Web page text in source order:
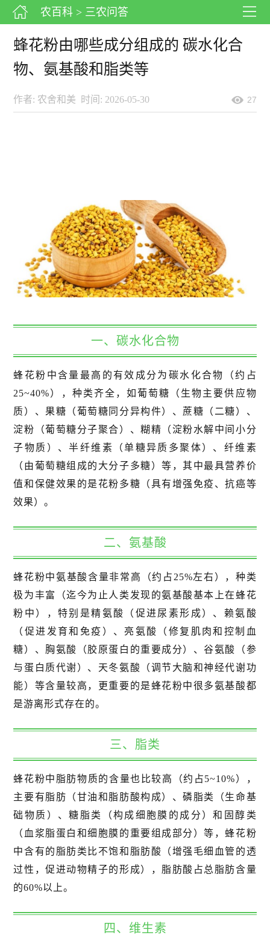
农百科 > 三农问答
蜂花粉由哪些成分组成的 碳水化合
物、氨基酸和脂类等
作者: 农舍和美 时间: 2026-05-30 27
一、碳水化合物
蜂花粉中含量最高的有效成分为碳水化合物（约占
25~40%），种类齐全，如葡萄糖（生物主要供应物
质）、果糖（葡萄糖同分异构件）、蔗糖（二糖）、
淀粉（葡萄糖分子聚合）、糊精（淀粉水解中间小分
子物质）、半纤维素（单糖异质多聚体）、纤维素
（由葡萄糖组成的大分子多糖）等，其中最具营养价
值和保健效果的是花粉多糖（具有增强免疫、抗癌等
效果）。
二、氨基酸
蜂花粉中氨基酸含量非常高（约占25%左右），种类
极为丰富（迄今为止人类发现的氨基酸基本上在蜂花
粉中），特别是精氨酸（促进尿素形成）、赖氨酸
（促进发育和免疫）、亮氨酸（修复肌肉和控制血
糖）、胸氨酸（胶原蛋白的重要成分）、谷氨酸（参
与蛋白质代谢）、天冬氨酸（调节大脑和神经代谢功
能）等含量较高，更重要的是蜂花粉中很多氨基酸都
是游离形式存在的。
三、脂类
蜂花粉中脂肪物质的含量也比较高（约占5~10%），
主要有脂肪（甘油和脂肪酸构成）、磷脂类（生命基
础物质）、糖脂类（构成细胞膜的成分）和固醇类
（血浆脂蛋白和细胞膜的重要组成部分）等，蜂花粉
中含有的脂肪类比不饱和脂肪酸（增强毛细血管的透
过性，促进动物精子的形成），脂肪酸占总脂肪含量
的60%以上。
四、维生素